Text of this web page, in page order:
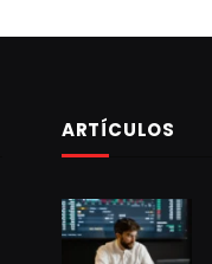
ARTÍCULOS